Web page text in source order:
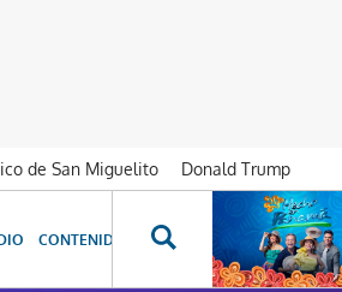
de San Miguelito
Donald Trump
CONTENIDOS ESPECIALES NOVELAS